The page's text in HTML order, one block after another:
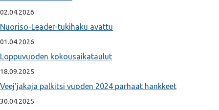
02.04.2026
Nuoriso-Leader-tukihaku avattu
01.04.2026
Loppuvuoden kokousaikataulut
18.09.2025
Veej’jakaja palkitsi vuoden 2024 parhaat hankkeet
30.04.2025